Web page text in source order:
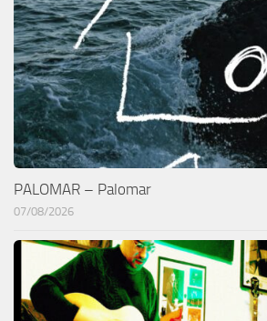
PALOMAR – Palomar
07/08/2026